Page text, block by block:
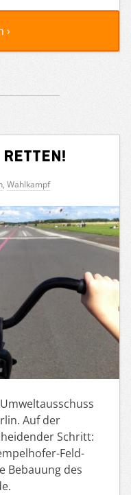
›
retten!
, Wahlkampf
Auf der
Schritt:
Feld-
Bebauung des